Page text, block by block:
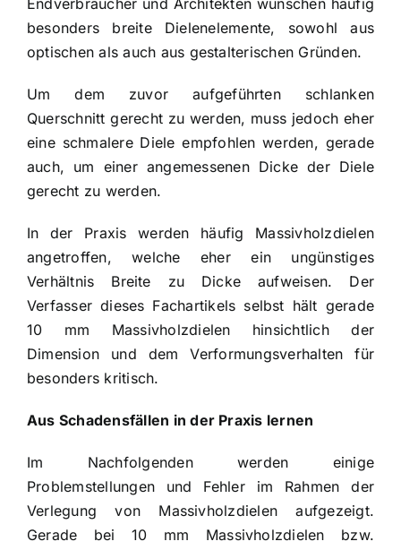
besonders breite Dielenelemente, sowohl aus
optischen als auch aus gestalterischen Gründen.
Um dem zuvor aufgeführten schlanken
Querschnitt gerecht zu werden, muss jedoch eher
eine schmalere Diele empfohlen werden, gerade
auch, um einer angemessenen Dicke der Diele
gerecht zu werden.
In der Praxis werden häufig Massivholzdielen
angetroffen, welche eher ein ungünstiges
Verhältnis Breite zu Dicke aufweisen. Der
Verfasser dieses Fachartikels selbst hält gerade
10 mm Massivholzdielen hinsichtlich der
Dimension und dem Verformungsverhalten für
besonders kritisch.
Aus Schadensfällen in der Praxis lernen
Im Nachfolgenden werden einige
Problemstellungen und Fehler im Rahmen der
Verlegung von Massivholzdielen aufgezeigt.
Gerade bei 10 mm Massivholzdielen bzw.